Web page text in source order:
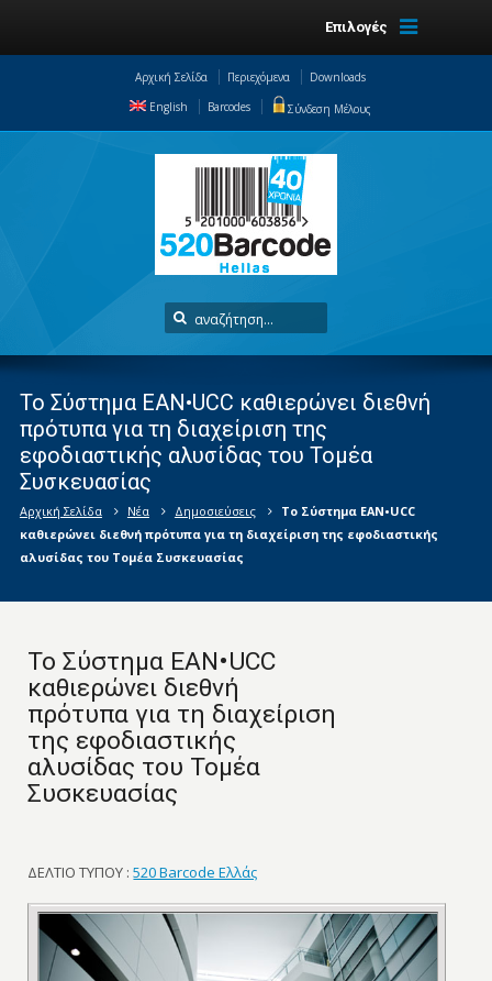
Επιλογές
Αρχική Σελίδα Περιεχόμενα
Downloads
English
Barcodes Σύνδεση Μέλους
Το Σύστημα EAN•UCC καθιερώνει διεθνή
πρότυπα για τη διαχείριση της
εφοδιαστικής αλυσίδας του Τομέα
Συσκευασίας
Αρχική Σελίδα Νέα Δημοσιεύσεις
Το Σύστημα EAN•UCC
καθιερώνει διεθνή πρότυπα για τη διαχείριση της εφοδιαστικής
αλυσίδας του Τομέα Συσκευασίας
Το Σύστημα EAN•UCC
καθιερώνει διεθνή
πρότυπα για τη διαχείριση
της εφοδιαστικής
αλυσίδας του Τομέα
Συσκευασίας
ΔΕΛΤΙΟ ΤΥΠΟΥ :520 Barcode Ελλάς